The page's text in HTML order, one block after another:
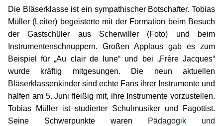
Die Bläserklasse ist ein sympathischer Botschafter. Tobias
Müller (Leiter) begeisterte mit der Formation beim Besuch
der Gastschüler aus Scherwiller (Foto) und beim
Instrumentenschnuppern. Großen Applaus gab es zum
Beispiel für „Au clair de lune“ und bei „Frère Jacques“
wurde kräftig mitgesungen. Die neun aktuellen
Bläserklassenkinder sind echte Fans ihrer Instrumente und
halfen am 5. Juni fleißig mit, ihre Instrumente vorzustellen.
Tobias Müller ist studierter Schulmusiker und Fagottist.
Seine Schwerpunkte waren Pädagogik und